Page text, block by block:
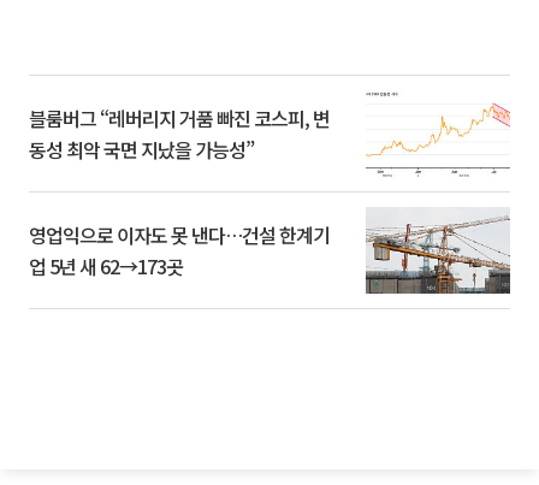
블룸버그 “레버리지 거품 빠진 코스피, 변
동성 최악 국면 지났을 가능성”
영업익으로 이자도 못 낸다…건설 한계기
업 5년 새 62→173곳